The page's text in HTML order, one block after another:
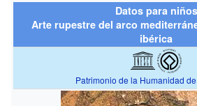
Datos para niños
Arte rupestre del arco
ibérica
Patrimonio de la Humanidad